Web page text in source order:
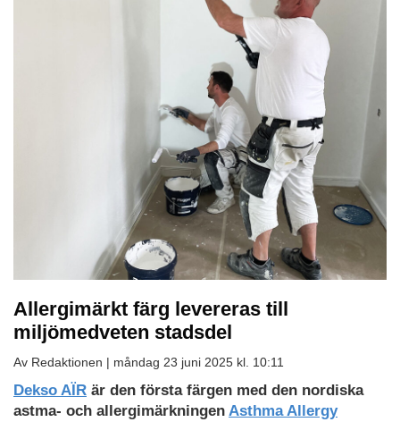
Allergimärkt färg levereras till
miljömedveten stadsdel
Av Redaktionen | måndag 23 juni 2025 kl. 10:11
Dekso AÏR är den första färgen med den nordiska
astma- och allergimärkningen Asthma Allergy